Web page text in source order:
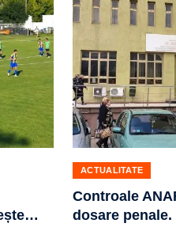
…
ACTUALITATE
Controale
dosare penale.